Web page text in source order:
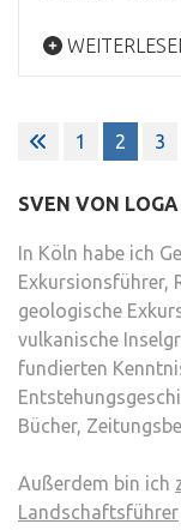
Beiträge
1 2 3
SVEN VON
In Köln habe ich
Exkursionsführer,
geologische
vulkanische
fundierten
Bücher,
Außerdem bin ich
Landschaftsführer